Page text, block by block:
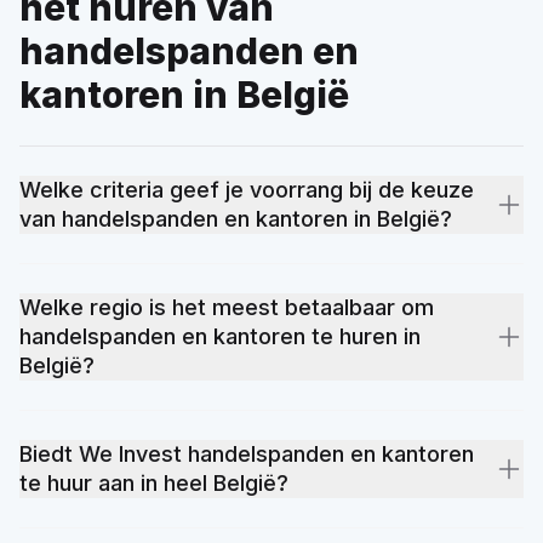
handelspanden en
kantoren in België
Welke criteria geef je voorrang bij de keuze
van handelspanden en kantoren in België?
openbaar vervoer, scholen en winkels. Daarna volgen de
energieprestatie (het EPC-certificaat heeft een directe impact
op de lasten), de oppervlakte, de algemene staat van het
pand en het totale budget inclusief bijkomende kosten. Onze
jouw huurproject.
Welke regio is het meest betaalbaar om
handelspanden en kantoren te huren in
België?
naargelang de locatie, de staat van het pand en de lokale
vraag. Sommige provincies bieden toegankelijke
opportuniteiten, andere kennen een sterke vraag die de
Biedt We Invest handelspanden en kantoren
te huur aan in heel België?